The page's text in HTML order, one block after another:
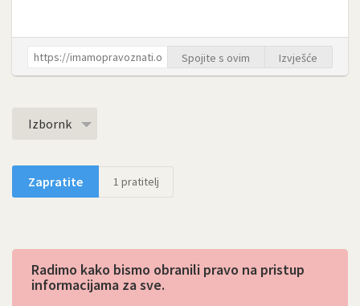
Spojite s ovim Izvješće
Izbornk
Zapratite 1 pratitelj
Radimo kako bismo obranili pravo na pristup
informacijama za sve.